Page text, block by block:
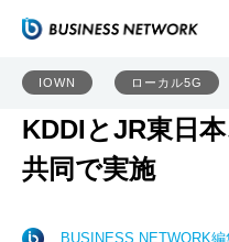
IOWN ローカル5G
KDDIとJR東日
共同で実施
BUSINESS NETWORK編